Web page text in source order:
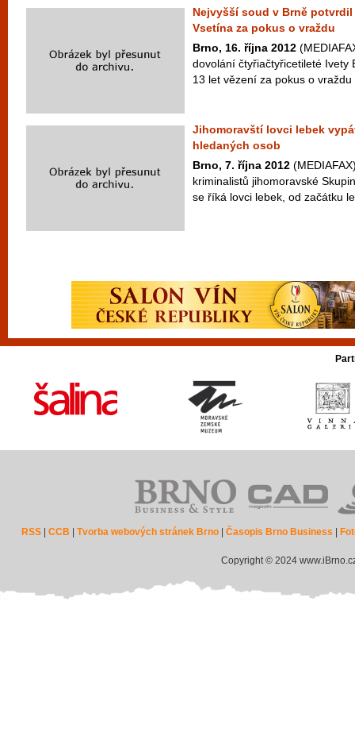
Nejvyšší soud v Brně potvrdil
Vsetína za pokus o vraždu
Brno, 16. října 2012
dovolání čtyřiačtyřicetileté Ivety
13 let vězení za pokus o
Jihomoravští lovci lebek
hledaných osob
Brno, 7. října 2012
kriminalistů jihomoravské
se říká lovci lebek, od začátku
RSS |CCB |Tvorba webových stránek Brno |Časopis Brno Business
Copyright © 2024